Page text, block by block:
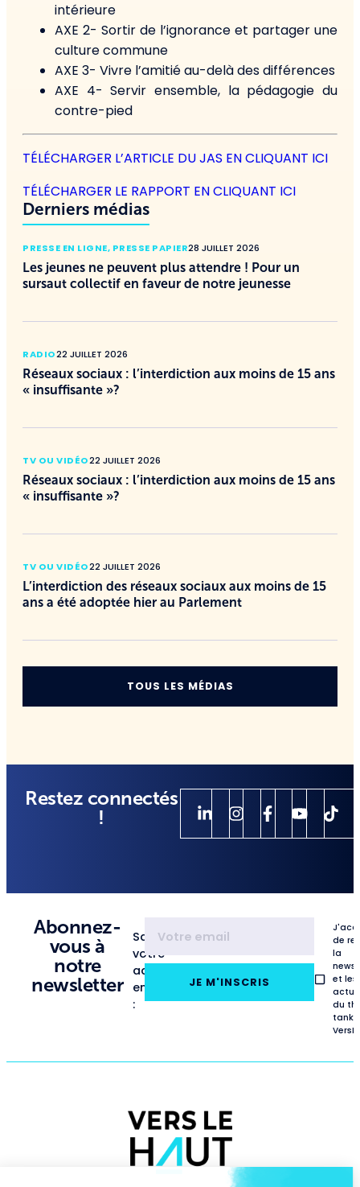
intérieure
AXE 2- Sortir de l’ignorance et partager une
culture commune
AXE 3- Vivre l’amitié au-delà des différences
AXE 4- Servir ensemble, la pédagogie du
contre-pied
TÉLÉCHARGER L’ARTICLE DU JAS EN CLIQUANT ICI
TÉLÉCHARGER LE RAPPORT EN CLIQUANT ICI
Derniers médias
PRESSE EN LIGNE, PRESSE PAPIER28 JUILLET 2026
Les jeunes ne peuvent plus attendre ! Pour un
sursaut collectif en faveur de notre jeunesse
RADIO22 JUILLET 2026
Réseaux sociaux : l’interdiction aux moins de 15 ans
« insuffisante »?
TV OU VIDÉO22 JUILLET 2026
Réseaux sociaux : l’interdiction aux moins de 15 ans
« insuffisante »?
TV OU VIDÉO22 JUILLET 2026
L’interdiction des réseaux sociaux aux moins de 15
ans a été adoptée hier au Parlement
TOUS LES MÉDIAS
Restez connectés
!
Abonnez-
vous à
notre
newsletter
Saisissez
votre
adresse
email
:
JE M'INSCRIS
de
la
et les
du
tank